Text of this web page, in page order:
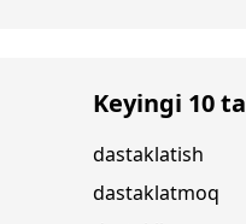
Keyingi 10 ta
dastaklatish
dastaklatmoq